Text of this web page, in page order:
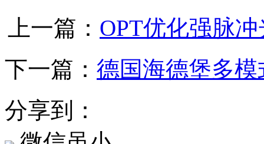
上一篇： OPT优化强脉
下一篇： 德国海德堡多
分享到：